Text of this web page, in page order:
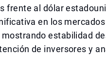
frente al dólar
en los
estabilidad
de inversores y